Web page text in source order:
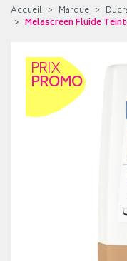
Accueil Marque
Melascreen Fluide
PRIX
PROMO